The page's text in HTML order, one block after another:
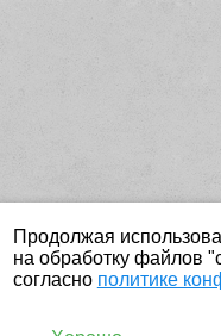
Продолжая
на обработку файлов
согласно политике